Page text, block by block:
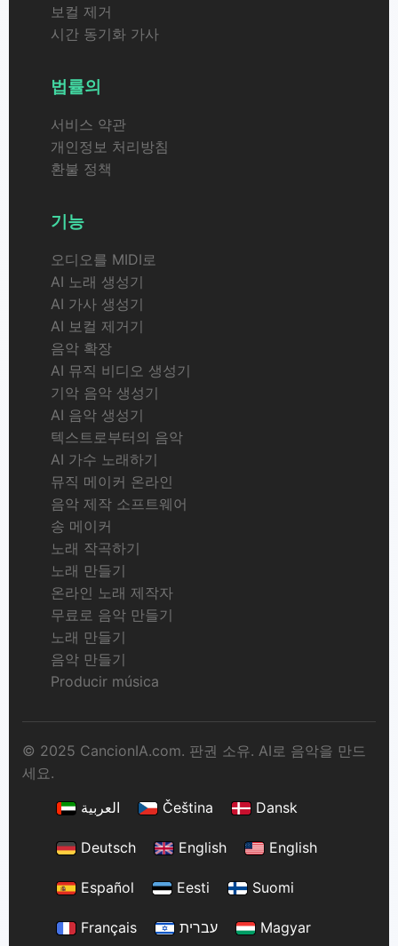
보컬 제거
시간 동기화 가사
법률의
서비스 약관
개인정보 처리방침
환불 정책
기능
오디오를 MIDI로
AI 노래 생성기
AI 가사 생성기
AI 보컬 제거기
음악 확장
AI 뮤직 비디오 생성기
기악 음악 생성기
AI 음악 생성기
텍스트로부터의 음악
AI 가수 노래하기
뮤직 메이커 온라인
음악 제작 소프트웨어
송 메이커
노래 작곡하기
노래 만들기
온라인 노래 제작자
무료로 음악 만들기
노래 만들기
음악 만들기
Producir música
© 2025 CancionIA.com. 판권 소유. AI로 음악을 만드
세요.
العربية
Čeština Dansk
Deutsch English English
Español Eesti Suomi
Français עברית Magyar